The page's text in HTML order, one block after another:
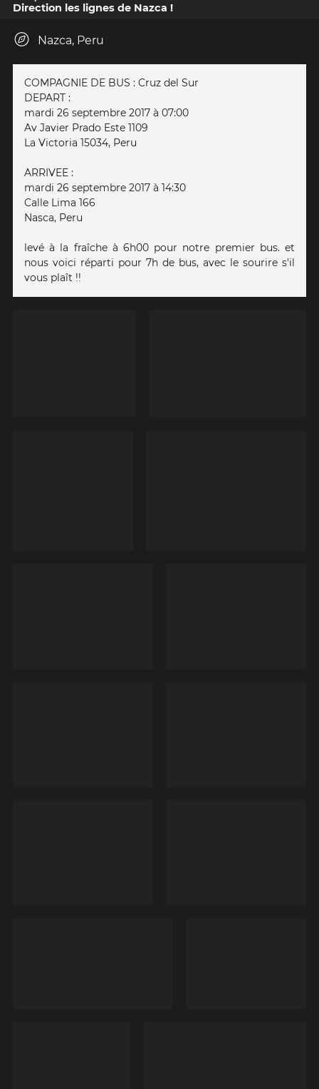
Direction les lignes de Nazca !
Nazca, Peru
COMPAGNIE DE BUS : Cruz del Sur
DEPART :
mardi 26 septembre 2017 à 07:00
Av Javier Prado Este 1109
La Victoria 15034, Peru
ARRIVEE :
mardi 26 septembre 2017 à 14:30
Calle Lima 166
Nasca, Peru
levé à la fraîche à 6h00 pour notre premier bus. et
nous voici réparti pour 7h de bus, avec le sourire s'il
vous plaît !!